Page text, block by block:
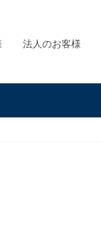
法人のお客様